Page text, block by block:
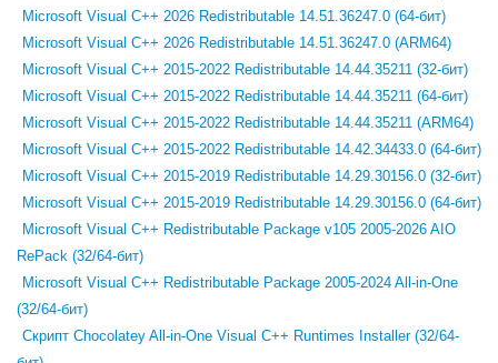
Microsoft Visual C++ 2026 Redistributable 14.51.36247.0 (64-бит)
Microsoft Visual C++ 2026 Redistributable 14.51.36247.0 (ARM64)
Microsoft Visual C++ 2015-2022 Redistributable 14.44.35211 (32-бит)
Microsoft Visual C++ 2015-2022 Redistributable 14.44.35211 (64-бит)
Microsoft Visual C++ 2015-2022 Redistributable 14.44.35211 (ARM64)
Microsoft Visual C++ 2015-2022 Redistributable 14.42.34433.0 (64-бит)
Microsoft Visual C++ 2015-2019 Redistributable 14.29.30156.0 (32-бит)
Microsoft Visual C++ 2015-2019 Redistributable 14.29.30156.0 (64-бит)
Microsoft Visual C++ Redistributable Package v105 2005-2026 AIO
RePack (32/64-бит)
Microsoft Visual C++ Redistributable Package 2005-2024 All-in-One
(32/64-бит)
Скрипт Chocolatey All-in-One Visual C++ Runtimes Installer (32/64-